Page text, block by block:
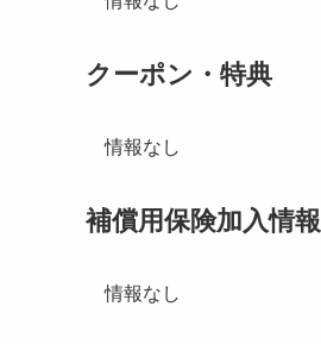
クーポン・特典
情報なし
補償用保険加入情報
情報なし